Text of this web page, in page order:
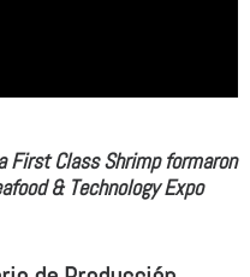
First Class Shrimp formaron
& Technology Expo